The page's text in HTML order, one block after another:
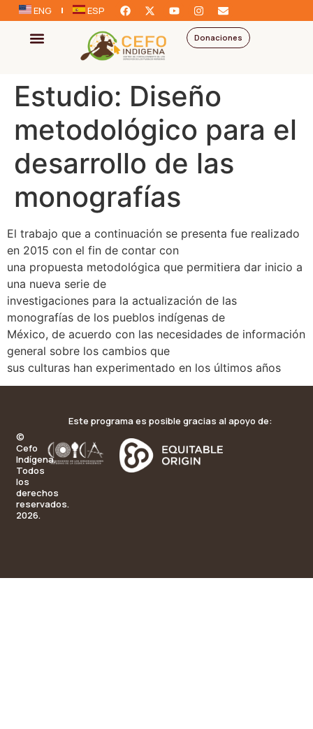
ENG ESP
Donaciones
Estudio: Diseño
metodológico para el
desarrollo de las
monografías
El trabajo que a continuación se presenta fue realizado
en 2015 con el fin de contar con
una propuesta metodológica que permitiera dar inicio a
una nueva serie de
investigaciones para la actualización de las
monografías de los pueblos indígenas de
México, de acuerdo con las necesidades de información
general sobre los cambios que
sus culturas han experimentado en los últimos años
©
Cefo
Indígena.
Todos
los
derechos
reservados.
2026.
Este programa es posible gracias al apoyo de: